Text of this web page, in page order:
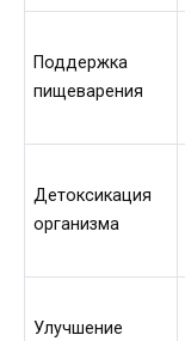
Поддержка
пищеварения
Детоксикация
организма
Улучшение